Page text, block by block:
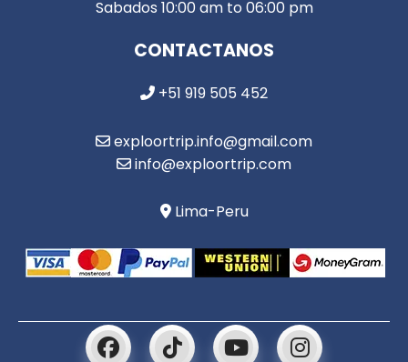
Sabados 10:00 am to 06:00 pm
CONTACTANOS
+51 919 505 452
exploortrip.info@gmail.com
info@exploortrip.com
Lima-Peru